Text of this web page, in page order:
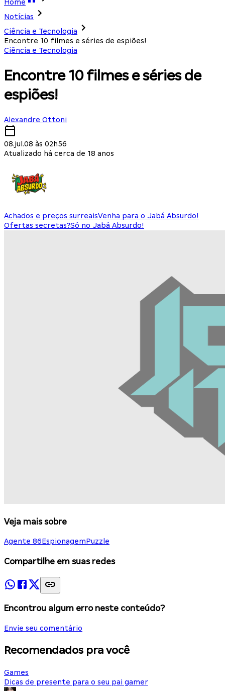
Home
Notícias
Ciência e Tecnologia
Encontre 10 filmes e séries de espiões!
Ciência e Tecnologia
Encontre 10 filmes e séries de
espiões!
Alexandre Ottoni
08.jul.08 às 02h56
Atualizado há cerca de 18 anos
Achados e preços surreaisVenha para o Jabá Absurdo!
Ofertas secretas?Só no Jabá Absurdo!
Veja mais sobre
Agente 86EspionagemPuzzle
Compartilhe em suas redes
Encontrou algum erro neste conteúdo?
Envie seu comentário
Recomendados pra você
Games
Dicas de presente para o seu pai gamer